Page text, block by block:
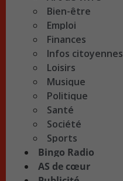
Bien-être
Emploi
Finances
Infos citoyennes
Loisirs
Musique
Politique
Santé
Société
Sports
Bingo Radio
AS de cœur